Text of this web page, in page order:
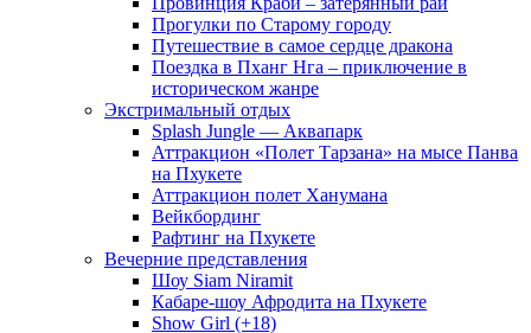
Прогулки по Старому городу
Путешествие в самое сердце дракона
Поездка в Пханг Нга – приключение в
историческом жанре
Экстримальный отдых
Splash Jungle — Аквапарк
Аттракцион «Полет Тарзана» на мысе Панва
на Пхукете
Аттракцион полет Ханумана
Вейкбординг
Рафтинг на Пхукете
Вечерние представления
Шоу Siam Niramit
Кабаре-шоу Афродита на Пхукете
Show Girl (+18)